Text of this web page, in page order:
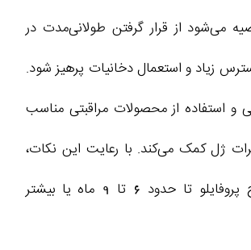
می‌شود از قرار گرفتن طولانی‌مدت در
زیاد و استعمال دخانیات پرهیز شود.
و استفاده از محصولات مراقبتی مناسب
ژل کمک می‌کند. با رعایت این نکات،
می‌توان از نتایج پروفایلو تا حدود 6 تا 9 ماه یا بیشتر